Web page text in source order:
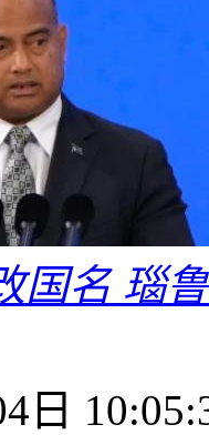
国名 瑙
日